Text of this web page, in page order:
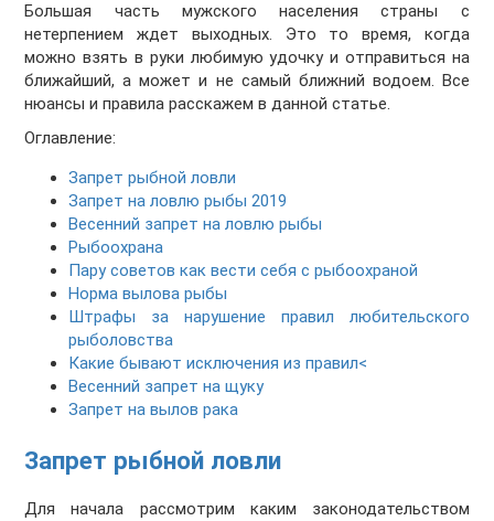
Большая часть мужского населения страны с
нетерпением ждет выходных. Это то время, когда
можно взять в руки любимую удочку и отправиться на
ближайший, а может и не самый ближний водоем. Все
нюансы и правила расскажем в данной статье.
Оглавление:
Запрет рыбной ловли
Запрет на ловлю рыбы 2019
Весенний запрет на ловлю рыбы
Рыбоохрана
Пару советов как вести себя с рыбоохраной
Норма вылова рыбы
Штрафы за нарушение правил любительского
рыболовства
Какие бывают исключения из правил<
Весенний запрет на щуку
Запрет на вылов рака
Запрет рыбной ловли
Для начала рассмотрим каким законодательством